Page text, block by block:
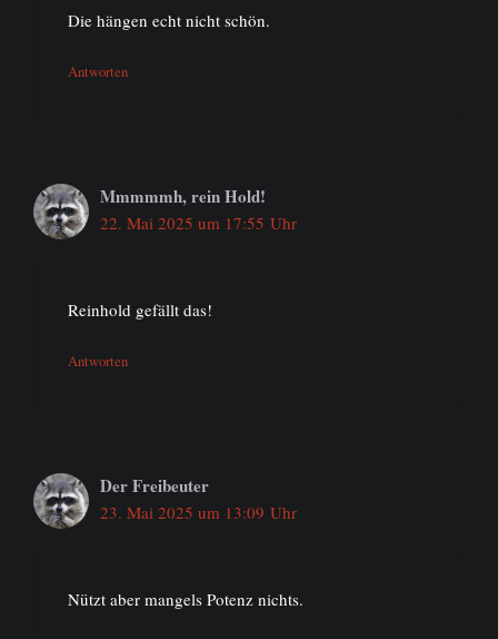
Die hängen echt nicht schön.
Antworten
Mmmmmh, rein Hold!
22. Mai 2025 um 17:55 Uhr
Reinhold gefällt das!
Antworten
Der Freibeuter
23. Mai 2025 um 13:09 Uhr
Nützt aber mangels Potenz nichts.